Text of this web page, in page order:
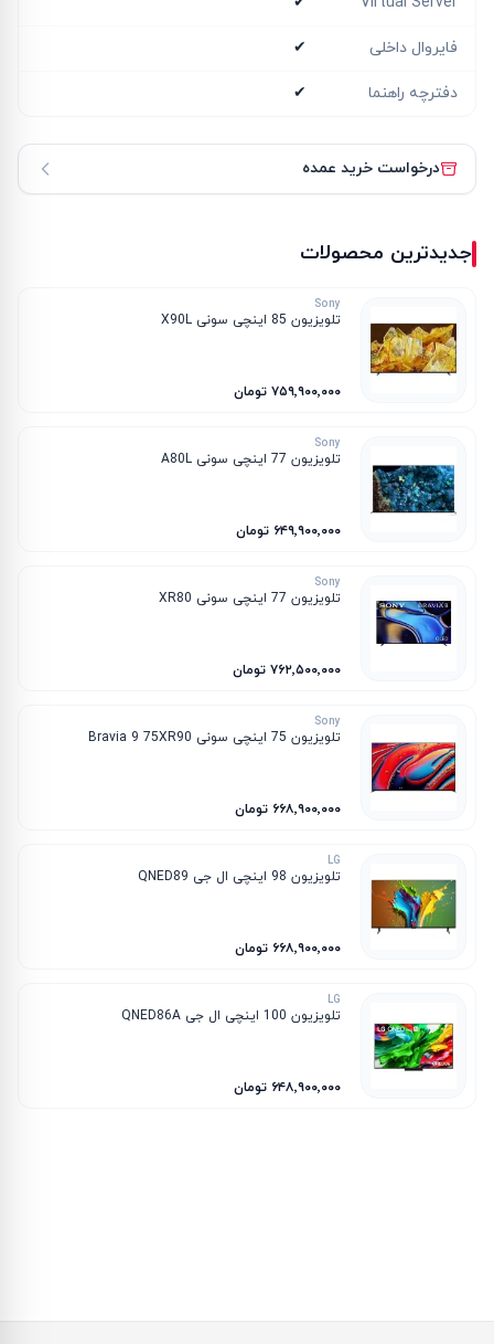
فایروال داخلی ✔
دفترچه راهنما ✔
درخواست خرید عمده
جدیدترین محصولات
Sony
تلویزیون 85 اینچی سونی X90L
۷۵۹٬۹۰۰٬۰۰۰ تومان
Sony
تلویزیون 77 اینچی سونی A80L
۶۴۹٬۹۰۰٬۰۰۰ تومان
Sony
تلویزیون 77 اینچی سونی XR80
۷۶۲٬۵۰۰٬۰۰۰ تومان
Sony
تلویزیون 75 اینچی سونی Bravia 9 75XR90
۶۶۸٬۹۰۰٬۰۰۰ تومان
LG
تلویزیون 98 اینچی ال جی QNED89
۶۶۸٬۹۰۰٬۰۰۰ تومان
LG
تلویزیون 100 اینچی ال جی QNED86A
۶۴۸٬۹۰۰٬۰۰۰ تومان